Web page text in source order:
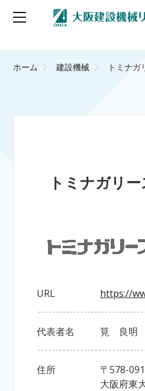
ホーム 建設機械 トミナガ
トミナガリ
URL https://
代表者名 筧 良明
住所
〒578-
大阪府東